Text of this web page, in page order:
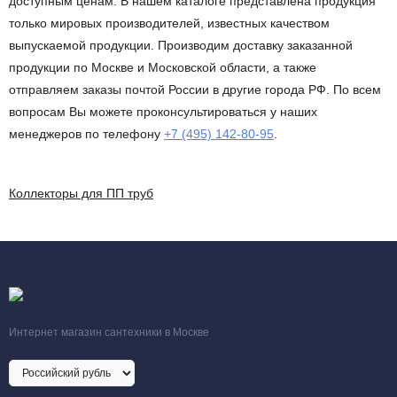
только мировых производителей, известных качеством
выпускаемой продукции. Производим доставку заказанной
продукции по Москве и Московской области, а также
отправляем заказы почтой России в другие города РФ. По всем
вопросам Вы можете проконсультироваться у наших
менеджеров по телефону +7 (495) 142-80-95
Коллекторы для ПП труб
Интернет магазин сантехники в Москве